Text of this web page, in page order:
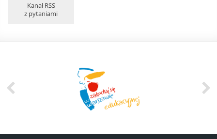
Kanał RSS
z pytaniami